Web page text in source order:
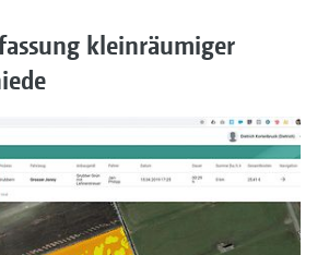
kleinräumiger